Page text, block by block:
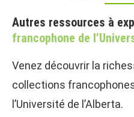
Autres ressources à
francophone de
Venez découvrir la
collections
l’Université de l’Alberta.